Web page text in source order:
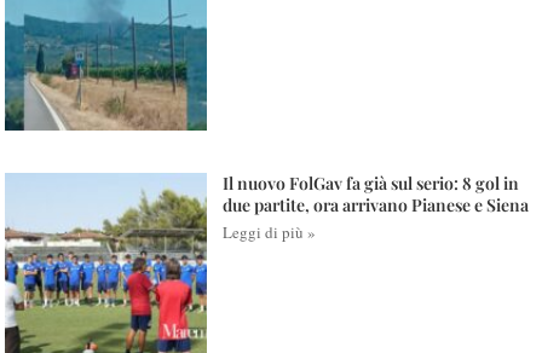
Il nuovo FolGav fa già sul serio: 8 gol in
due partite, ora arrivano Pianese e Siena
Leggi di più »